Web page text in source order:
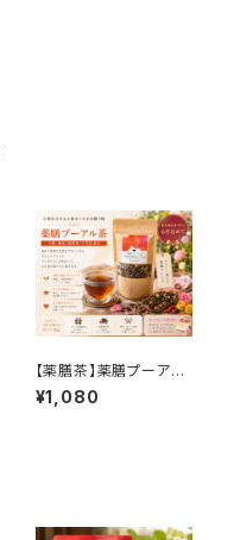
【薬膳茶】薬膳プーアル
茶 50g｜プーアル茶×
菊花×ドクダミ配合｜ダ
¥1,080